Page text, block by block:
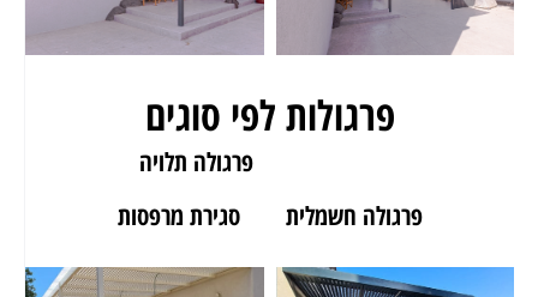
פרגולות לפי סוגים
פרגולה תלויה
פרגולה חשמלית
סגירת מרפסות